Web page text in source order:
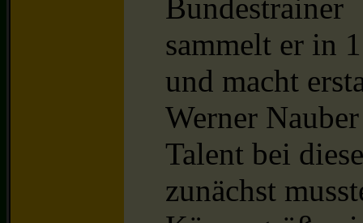
Bundestrainer
sammelt er in
und macht
Werner
Talent bei
zunächst